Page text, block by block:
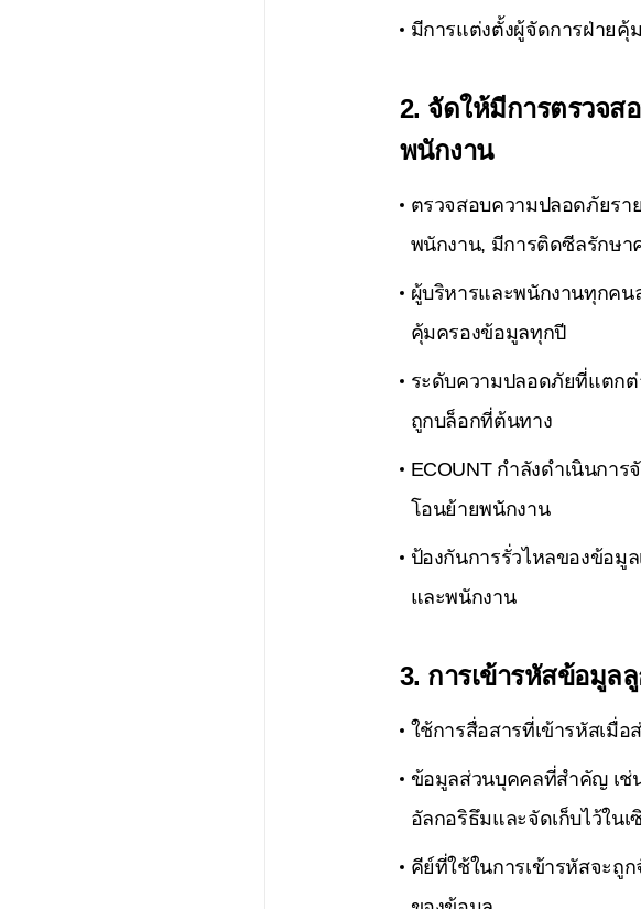
มีการแต่งตั้งผู้จัดการฝ่ายคุ้
2. จัดให้มีการตรวจ
พนักงาน
ตรวจสอบความปลอดภัยรา
พนักงาน, มีการติดซีลรักษ
ผู้บริหารและพนักงานทุกคน
คุ้มครองข้อมูลทุกปี
ระดับความปลอดภัยที่แตก
ถูกบล็อกที่ต้นทาง
ECOUNT กำลังดำเนินกา
โอนย้ายพนักงาน
ป้องกันการรั่วไหลของข้อมู
และพนักงาน
3. การเข้ารหัสข้อมูล
ใช้การสื่อสารที่เข้ารหัสเมื่
ข้อมูลส่วนบุคคลที่สำคัญ เช่
อัลกอริธึมและจัดเก็บไว้ในเ
คีย์ที่ใช้ในการเข้ารหัสจะถู